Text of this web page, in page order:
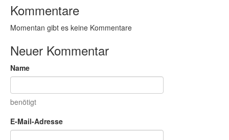
Kommentare
Momentan gibt es keine Kommentare
Neuer Kommentar
Name
benötigt
E-Mail-Adresse